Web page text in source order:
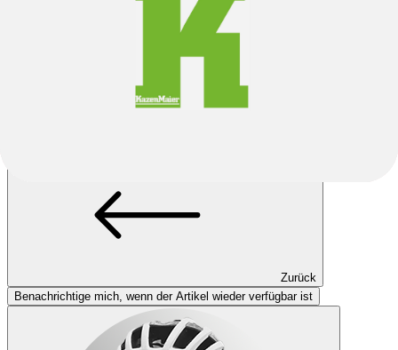
Foil RC 30
Diese Modellvariante ist aktuell leider ausverkauft. Wenn verfügbar
kannst du eine andere Farbe oder Größe wählen oder eine Seite
Zurück
Benachrichtige mich, wenn der Artikel wieder verfügbar ist